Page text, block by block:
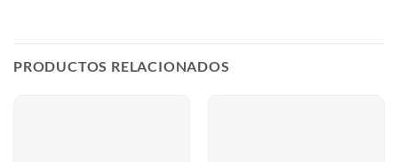
PRODUCTOS RELACIONADOS